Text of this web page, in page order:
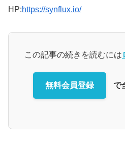
HP:https://synflux.io/
この記事の続きを読むには
無料会員登録 で